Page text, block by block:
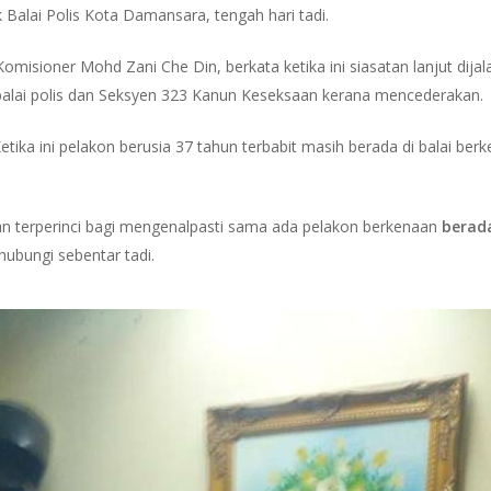
Polis Kota Damansara, tengah hari tadi.
Mohd Zani Che Din, berkata ketika ini siasatan lanjut
polis dan Seksyen 323 Kanun Keseksaan kerana mencederakan.
ini pelakon berusia 37 tahun terbabit masih berada di balai
terperinci bagi mengenalpasti sama ada pelakon berkenaan
sebentar tadi.